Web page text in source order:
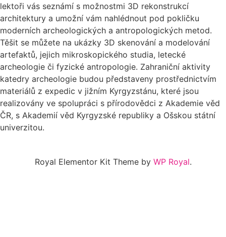
lektoři vás seznámí s možnostmi 3D rekonstrukcí
architektury a umožní vám nahlédnout pod pokličku
moderních archeologických a antropologických metod.
Těšit se můžete na ukázky 3D skenování a modelování
artefaktů, jejich mikroskopického studia, letecké
archeologie či fyzické antropologie. Zahraniční aktivity
katedry archeologie budou představeny prostřednictvím
materiálů z expedic v jižním Kyrgyzstánu, které jsou
realizovány ve spolupráci s přírodovědci z Akademie věd
ČR, s Akademií věd Kyrgyzské republiky a Ošskou státní
univerzitou.
Royal Elementor Kit Theme by WP Royal.